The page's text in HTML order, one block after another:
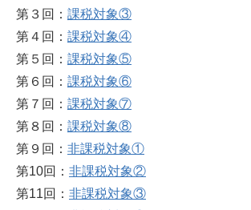
第３回： 課税対象③
第４回： 課税対象④
第５回： 課税対象⑤
第６回： 課税対象⑥
第７回： 課税対象⑦
第８回： 課税対象⑧
第９回： 非課税対象①
第10回： 非課税対象②
第11回： 非課税対象③